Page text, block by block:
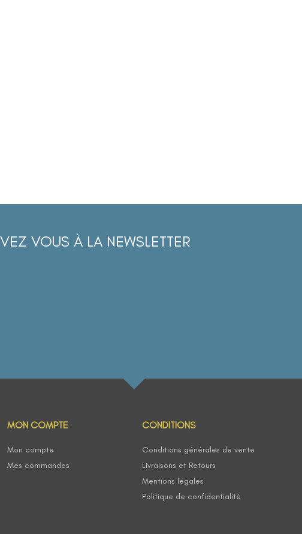
VOUS À LA NEWSLETTER
MON COMPTE
Mon compte
Mes commandes
CONDITIONS
Conditions générales de vente
Livraisons et Retours
Mentions légales
Politique de confidentialité